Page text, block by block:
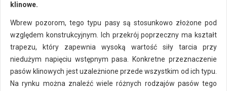
klinowe.
Wbrew pozorom, tego typu pasy są stosunkowo złożone pod
względem konstrukcyjnym. Ich przekrój poprzeczny ma kształt
trapezu, który zapewnia wysoką wartość siły tarcia przy
niedużym napięciu wstępnym pasa. Konkretne przeznaczenie
pasów klinowych jest uzależnione przede wszystkim od ich typu.
Na rynku można znaleźć wiele różnych rodzajów pasów tego